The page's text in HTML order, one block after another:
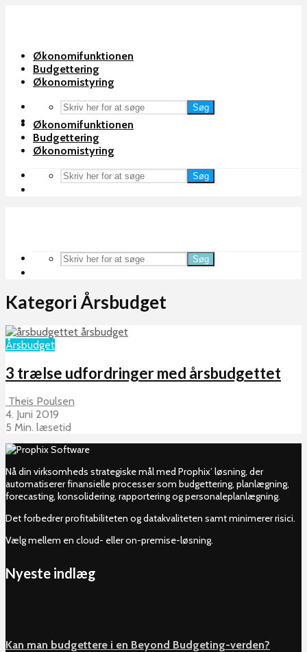
Økonomifunktionen
Budgettering
Økonomistyring
Søg
Økonomifunktionen
Budgettering
Økonomistyring
Søg
Søg
Kategori Årsbudget
Årsbudget
3 trælse udfordringer med årsbudgettet
Theis Poulsen
4. Juni 2019
5 Min. læsetid
Nå din virksomheds strategiske mål med Prophix’ løsning, der
automatiserer finansielle processer som budgettering, planlægning,
forecasting, konsolidering, rapportering og personaleplanlægning.
Det forbedrer profitabiliteten og datakvaliteten samt minimerer risici.
Vælg mellem en cloud- eller on-premise-løsning.
Nyeste indlæg
Kan man budgettere i en Beyond Budgeting-verden?